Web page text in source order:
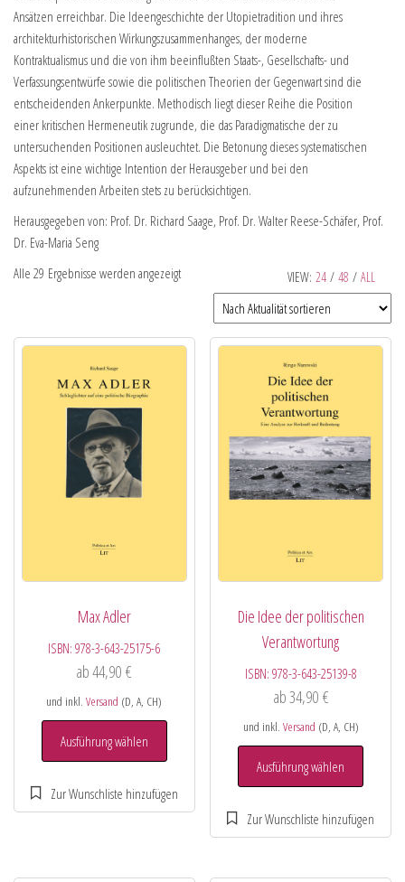
Ansätzen erreichbar. Die Ideengeschichte der Utopietradition und ihres
architekturhistorischen Wirkungszusammenhanges, der moderne
Kontraktualismus und die von ihm beeinflußten Staats-, Gesellschafts- und
Verfassungsentwürfe sowie die politischen Theorien der Gegenwart sind die
entscheidenden Ankerpunkte. Methodisch liegt dieser Reihe die Position
einer kritischen Hermeneutik zugrunde, die das Paradigmatische der zu
untersuchenden Positionen ausleuchtet. Die Betonung dieses systematischen
Aspekts ist eine wichtige Intention der Herausgeber und bei den
aufzunehmenden Arbeiten stets zu berücksichtigen.
Herausgegeben von: Prof. Dr. Richard Saage, Prof. Dr. Walter Reese-Schäfer, Prof.
Dr. Eva-Maria Seng
VIEW: 24 / 48 / ALL
Alle 29 Ergebnisse werden angezeigt
Max Adler
ISBN:978-3-643-25175-6
ab44,90€
und inkl.Versand (D, A, CH)
Ausführung wählen
Die Idee der politischen
Verantwortung
ISBN: 978-3-643-25139-8
ab34,90 €
und inkl. Versand (D, A, CH)
Ausführung wählen